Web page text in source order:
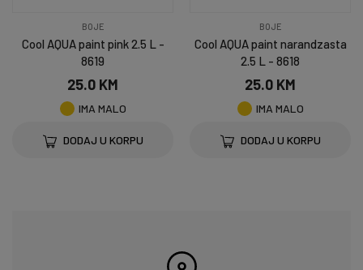
BOJE
Cool AQUA paint pink 2.5 L -
8619
25.0 KM
IMA MALO
DODAJ U KORPU
BOJE
Cool AQUA paint narandzasta
2.5 L - 8618
25.0 KM
IMA MALO
DODAJ U KORPU